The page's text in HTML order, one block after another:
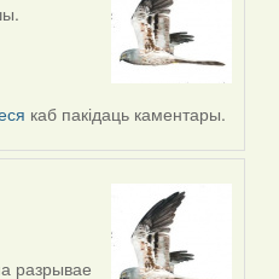
каб пакідаць каментары.
разрывае